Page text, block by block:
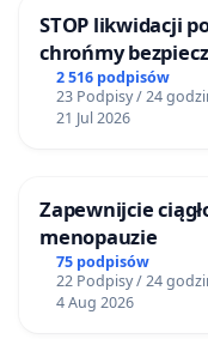
STOP likwidacji
chrońmy
2 516 podpisów
23 Podpisy / 24
21 Jul 2026
Zapewnijcie
menopauzie
75 podpisów
22 Podpisy / 24
4 Aug 2026